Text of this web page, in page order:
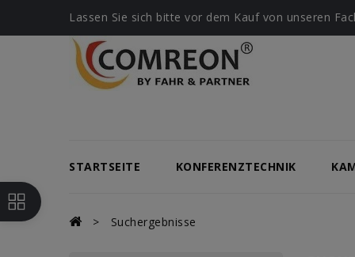
Lassen Sie sich bitte vor dem Kauf von unseren
STARTSEITE KONFERENZTECHNIK
Suchergebnisse